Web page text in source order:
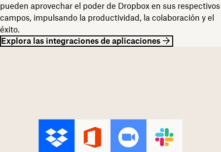
pueden aprovechar el poder de Dropbox en sus respectivos
campos, impulsando la productividad, la colaboración y el
éxito.
Explora las integraciones de aplicaciones